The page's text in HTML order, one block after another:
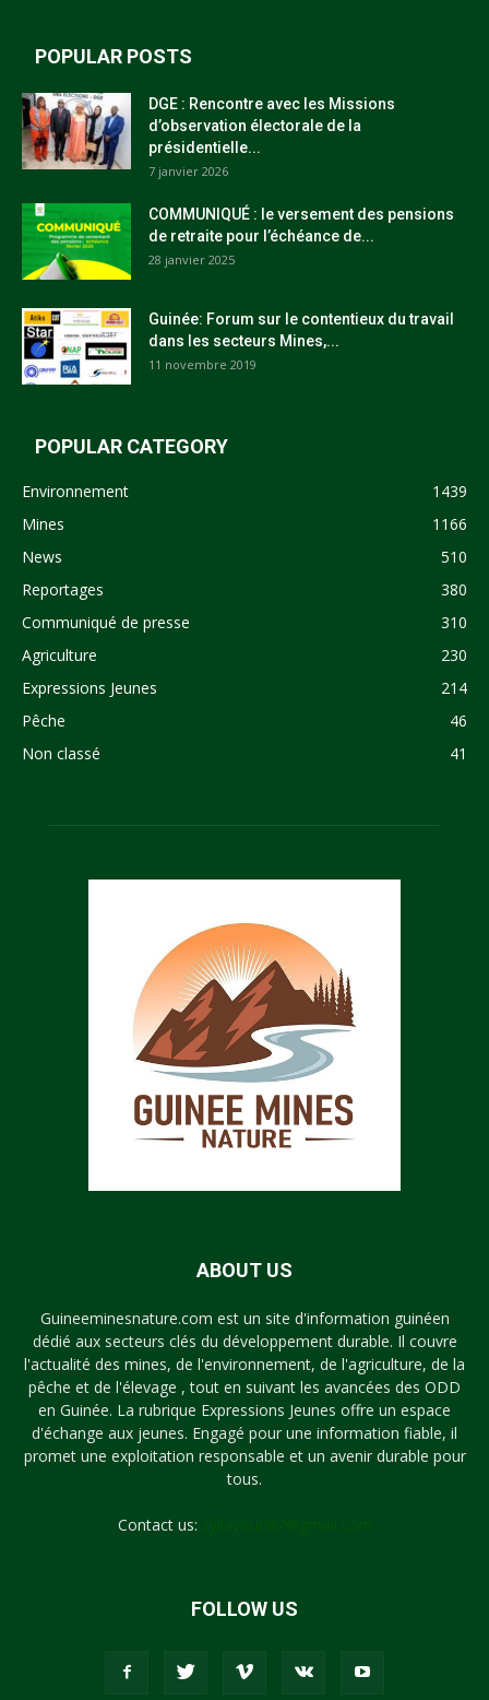
POPULAR POSTS
DGE : Rencontre avec les Missions
d’observation électorale de la
présidentielle...
7 janvier 2026
COMMUNIQUÉ : le versement des pensions
de retraite pour l’échéance de...
28 janvier 2025
Guinée: Forum sur le contentieux du travail
dans les secteurs Mines,...
11 novembre 2019
POPULAR CATEGORY
Environnement
1439
Mines
1166
News
510
Reportages
380
Communiqué de presse
310
Agriculture
230
Expressions Jeunes
214
Pêche
46
Non classé
41
ABOUT US
Guineeminesnature.com est un site d'information guinéen
dédié aux secteurs clés du développement durable. Il couvre
l'actualité des mines, de l'environnement, de l'agriculture, de la
pêche et de l'élevage , tout en suivant les avancées des ODD
en Guinée. La rubrique Expressions Jeunes offre un espace
d'échange aux jeunes. Engagé pour une information fiable, il
promet une exploitation responsable et un avenir durable pour
tous.
Contact us:
FOLLOW US